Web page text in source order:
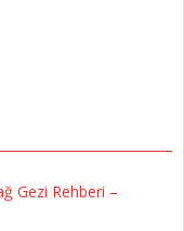
Gezi Rehberi –